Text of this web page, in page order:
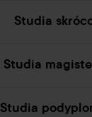
Studia
Studia
Studia